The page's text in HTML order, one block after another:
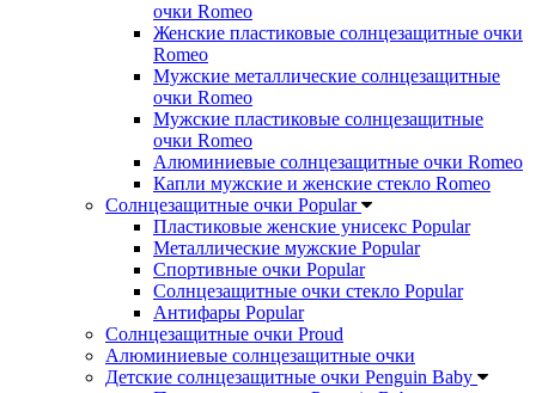
очки Romeo
Женские пластиковые солнцезащитные очки
Romeo
Мужские металлические солнцезащитные
очки Romeo
Мужские пластиковые солнцезащитные
очки Romeo
Алюминиевые солнцезащитные очки Romeo
Капли мужские и женские стекло Romeo
Солнцезащитные очки Popular
Пластиковые женские унисекс Popular
Металлические мужские Popular
Спортивные очки Popular
Солнцезащитные очки стекло Popular
Aнтифары Popular
Солнцезащитные очки Proud
Алюминиевые солнцезащитные очки
Детские солнцезащитные очки Penguin Baby